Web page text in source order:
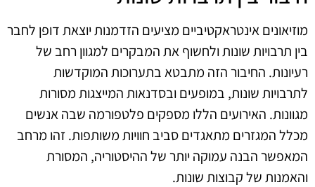
מוזיאונים אינטראקטיביים מציעים הזדמנות יוצאת דופן לחבר
בין תרבויות שונות ולחשוף את המבקרים למגוון רחב של
רעיונות. החיבור הזה מתבטא בתערוכות המוקדשות
לתרבויות שונות, במופעים ובסדנאות המייצגות מסורות
מגוונות. האירועים הללו מספקים פלטפורמה שבה אנשים
מכלל המגזרים מתאגדים סביב חוויות משותפות. זהו מרחב
המאפשר הבנה עמוקה יותר של ההיסטוריה, המסורת
והאמנות של קבוצות שונות.